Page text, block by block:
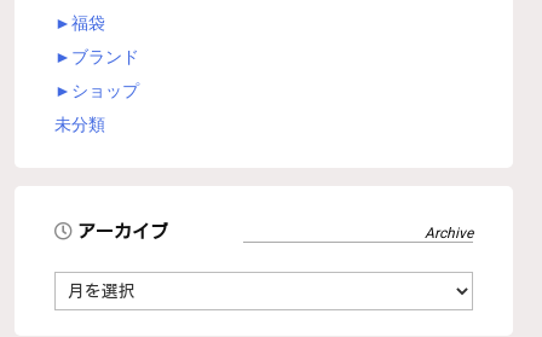
► 福袋
► ブランド
► ショップ
未分類
アーカイブ
ー